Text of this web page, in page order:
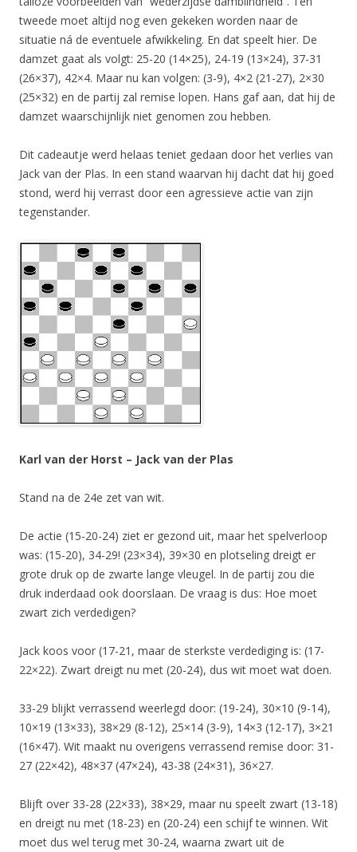
tweede moet altijd nog even gekeken worden naar de
situatie ná de eventuele afwikkeling. En dat speelt hier. De
damzet gaat als volgt: 25-20 (14×25), 24-19 (13×24), 37-31
(26×37), 42×4. Maar nu kan volgen: (3-9), 4×2 (21-27), 2×30
(25×32) en de partij zal remise lopen. Hans gaf aan, dat hij de
damzet waarschijnlijk niet genomen zou hebben.
Dit cadeautje werd helaas teniet gedaan door het verlies van
Jack van der Plas. In een stand waarvan hij dacht dat hij goed
stond, werd hij verrast door een agressieve actie van zijn
tegenstander.
Karl van der Horst – Jack van der Plas
Stand na de 24e zet van wit.
De actie (15-20-24) ziet er gezond uit, maar het spelverloop
was: (15-20), 34-29! (23×34), 39×30 en plotseling dreigt er
grote druk op de zwarte lange vleugel. In de partij zou die
druk inderdaad ook doorslaan. De vraag is dus: Hoe moet
zwart zich verdedigen?
Jack koos voor (17-21, maar de sterkste verdediging is: (17-
22×22). Zwart dreigt nu met (20-24), dus wit moet wat doen.
33-29 blijkt verrassend weerlegd door: (19-24), 30×10 (9-14),
10×19 (13×33), 38×29 (8-12), 25×14 (3-9), 14×3 (12-17), 3×21
(16×47). Wit maakt nu overigens verrassend remise door: 31-
27 (22×42), 48×37 (47×24), 43-38 (24×31), 36×27.
Blijft over 33-28 (22×33), 38×29, maar nu speelt zwart (13-18)
en dreigt nu met (18-23) en (20-24) een schijf te winnen. Wit
moet dus wel terug met 30-24, waarna zwart uit de